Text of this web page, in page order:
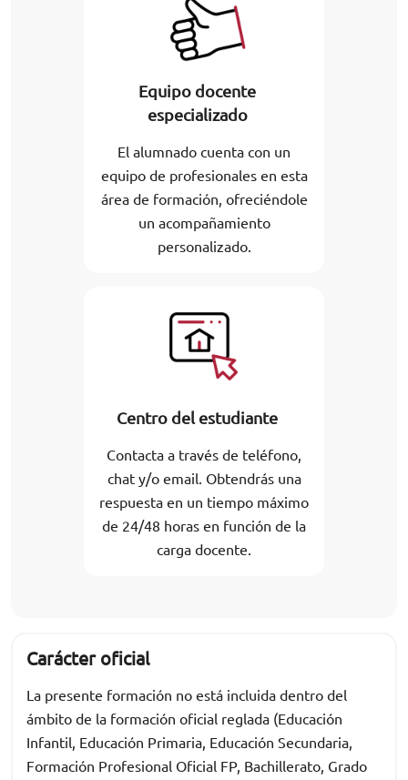
Equipo docente
especializado
El alumnado cuenta con un
equipo de profesionales en esta
área de formación, ofreciéndole
un acompañamiento
personalizado.
Centro del estudiante
Contacta a través de teléfono,
chat y/o email. Obtendrás una
respuesta en un tiempo máximo
de 24/48 horas en función de la
carga docente.
Carácter oficial
La presente formación no está incluida dentro del
ámbito de la formación oficial reglada (Educación
Infantil, Educación Primaria, Educación Secundaria,
Formación Profesional Oficial FP, Bachillerato, Grado